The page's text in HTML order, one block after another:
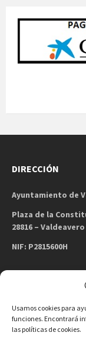
Usamos cookies para
funciones. Encontrará
las políticas de cookies.
DIRECCIÓN
Ayuntamiento de
Plaza de la
28816 –
NIF: P2815600H
Teléfono: 91 886 44
Correo Electrónico: